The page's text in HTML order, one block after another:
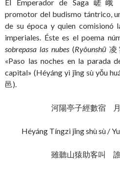
El Emperador de Saga 嵯峨
promotor del budismo tántrico,
de su época y quien comisionó
imperiales. Éste es el poema
sobrepasa las nubes (Ryôunshū 凌
«Paso las noches en la parada
capital» (Héyáng yì jīng sù yǒu
邑).
河陽亭子經數宿 月
Héyáng Tíngzi jīng shù sù /
雖聽山猿助客叫